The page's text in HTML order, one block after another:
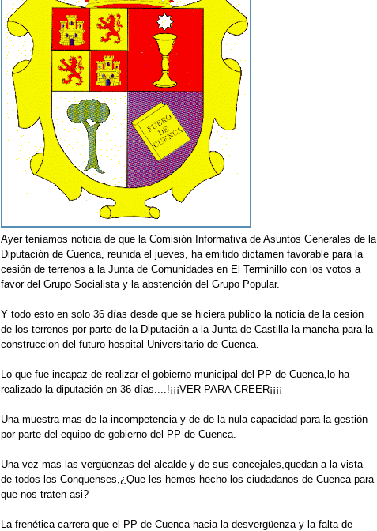
Ayer teníamos noticia de que la Comisión Informativa de Asuntos Generales de la
Diputación de Cuenca, reunida el jueves, ha emitido dictamen favorable para la
cesión de terrenos a la Junta de Comunidades en El Terminillo con los votos a
favor del Grupo Socialista y la abstención del Grupo Popular.
Y todo esto en solo 36 días desde que se hiciera publico la noticia de la cesión
de los terrenos por parte de la Diputación a la Junta de Castilla la mancha para la
construccion del futuro hospital Universitario de Cuenca.
Lo que fue incapaz de realizar el gobierno municipal del PP de Cuenca,lo ha
realizado la diputación en 36 días....!¡¡¡VER PARA CREER¡¡¡¡
Una muestra mas de la incompetencia y de de la nula capacidad para la gestión
por parte del equipo de gobierno del PP de Cuenca.
Una vez mas las vergüenzas del alcalde y de sus concejales,quedan a la vista
de todos los Conquenses,¿Que les hemos hecho los ciudadanos de Cuenca para
que nos traten asi?
La frenética carrera que el PP de Cuenca hacia la desvergüenza y la falta de